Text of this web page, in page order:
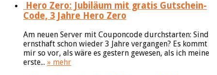
Hero Zero: Jubiläum mit gratis Gutschein-
Code, 3 Jahre Hero Zero
Am neuen Server mit Couponcode durchstarten: Sind
ernsthaft schon wieder 3 Jahre vergangen? Es kommt
mir so vor, als wäre es gestern gewesen, als ich meine
erste... » mehr